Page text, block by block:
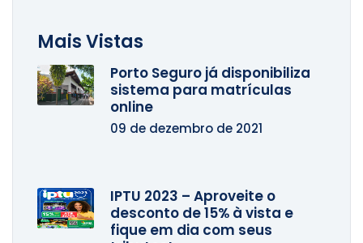
Mais Vistas
Porto Seguro já disponibiliza
sistema para matrículas
online
09 de dezembro de 2021
IPTU 2023 – Aproveite o
desconto de 15% à vista e
fique em dia com seus